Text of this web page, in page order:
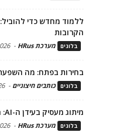
ללמוד מחדש כדי
הקרובות
בלוגים מערכת HRus -
בחירות בפתח: מה
בלוגים כותבים חיצוניים -
מיתוג מעסיק בעידן ה-AI: המנוע הכלכלי של גיוס ושימור טלנטים
בלוגים מערכת HRus -